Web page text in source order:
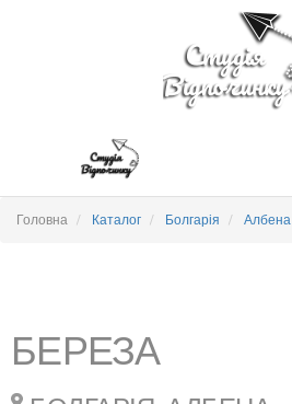
Головна Каталог Болгарія Албена
БЕРЕЗА